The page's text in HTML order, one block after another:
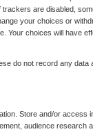
gelezen
blijkt uit een
trackers are disabled,
your choices or
Your choices will have
do not record any data
Store and/or access
audience research